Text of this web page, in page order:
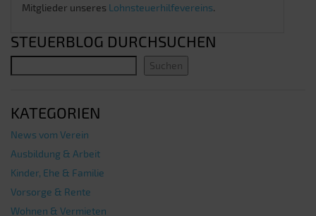
Mitglieder unseres Lohnsteuerhilfevereins.
STEUERBLOG DURCHSUCHEN
Suchen
KATEGORIEN
News vom Verein
Ausbildung & Arbeit
Kinder, Ehe & Familie
Vorsorge & Rente
Wohnen & Vermieten